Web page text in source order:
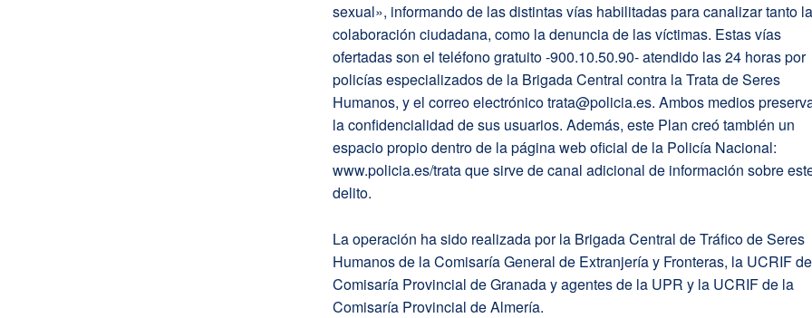
sexual», informando de las distintas vías habilitadas para canalizar tanto la
colaboración ciudadana, como la denuncia de las víctimas. Estas vías
ofertadas son el teléfono gratuito -900.10.50.90- atendido las 24 horas por
policías especializados de la Brigada Central contra la Trata de Seres
Humanos, y el correo electrónico trata@policia.es. Ambos medios
la confidencialidad de sus usuarios. Además, este Plan creó también un
espacio propio dentro de la página web oficial de la Policía Nacional:
www.policia.es/trata que sirve de canal adicional de información sobre
delito.
La operación ha sido realizada por la Brigada Central de Tráfico de Seres
Humanos de la Comisaría General de Extranjería y Fronteras, la UCRIF
Comisaría Provincial de Granada y agentes de la UPR y la UCRIF de la
Comisaría Provincial de Almería.